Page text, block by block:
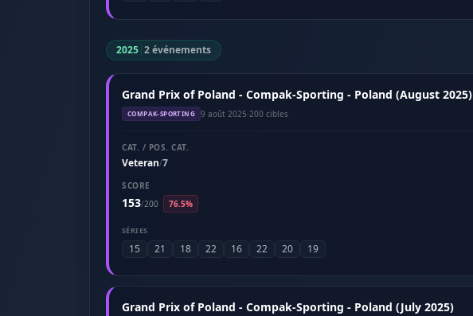
2025|2 événements
Grand Prix of Poland - Compak-Sporting - Poland (August 2025)
COMPAK-SPORTING 9 août 2025·200 cibles
CAT. / POS. CAT.
Veteran/7
SCORE
153/200 76.5%
SÉRIES
15 21 18 22 16 22 20 19
Grand Prix of Poland - Compak-Sporting - Poland (July 2025)